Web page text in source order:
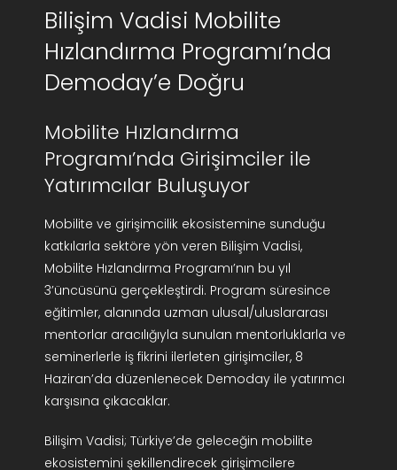
AR-GE Portal
Kariyer Portal
EN
Bilişim Vadisi Mobilite
Hızlandırma Programı’nda
Demoday’e Doğru
Mobilite Hızlandırma
Programı’nda Girişimciler ile
Yatırımcılar Buluşuyor
Mobilite ve girişimcilik ekosistemine sunduğu
katkılarla sektöre yön veren Bilişim Vadisi,
Mobilite Hızlandırma Programı’nın bu yıl
3’üncüsünü gerçekleştirdi. Program süresince
eğitimler, alanında uzman ulusal/uluslararası
mentorlar aracılığıyla sunulan mentorluklarla ve
seminerlerle iş fikrini ilerleten girişimciler, 8
Haziran’da düzenlenecek Demoday ile yatırımcı
karşısına çıkacaklar.
Bilişim Vadisi; Türkiye’de geleceğin mobilite
ekosistemini şekillendirecek girişimcilere